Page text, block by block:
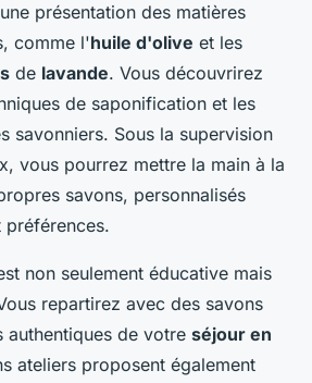
présentation des matières
comme l'huile d'olive et les
de lavande. Vous découvrirez
de saponification et les
savonniers. Sous la supervision
vous pourrez mettre la main à la
savons, personnalisés
préférences.
non seulement éducative mais
repartirez avec des savons
authentiques de votre séjour en
ateliers proposent également